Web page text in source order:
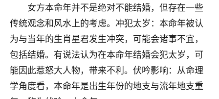
女方本命年并不是绝对不能结婚，但存在一些
传统观念和风水上的考虑。冲犯太岁：本命年被认
为与当年的生肖星君发生冲突，可能会诸事不宜，
包括结婚。有说法认为在本命年结婚会犯太岁，可
能因此惹怒大人物，带来不利。伏吟影响：从命理
学角度看，本命年是出生年份的地支与流年地支重
鹿森：可怜天下父母心啊！
3小时前 来自河北 16
付深
我是公司人事调整，有升迁机会，但同时竞争的我们
三个，找老师的时候是抱着侥幸心理，没想到老师看